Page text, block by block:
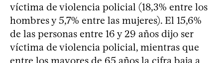
víctima de violencia policial (18,3% entre los
hombres y 5,7% entre las mujeres). El 15,6%
de las personas entre 16 y 29 años dijo ser
víctima de violencia policial, mientras que
entre los mayores de 65 años la cifra baja a